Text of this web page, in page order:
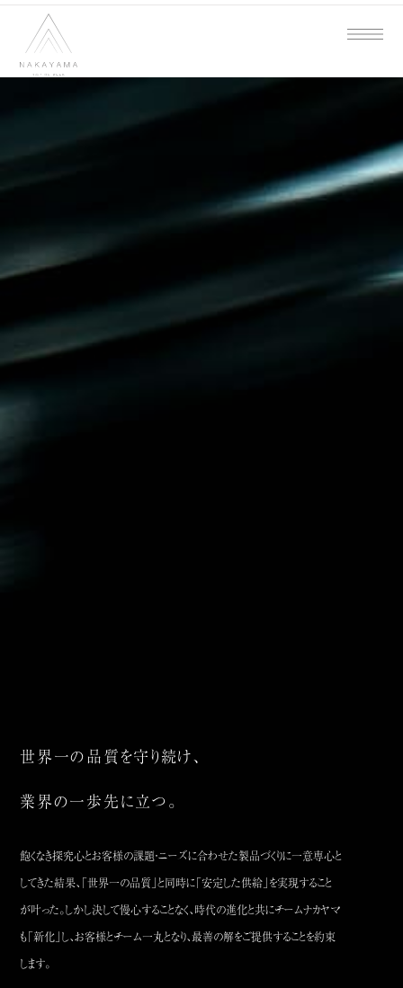
世界一の品質を守り続け、
業界の一歩先に立つ。
飽くなき探究心とお客様の課題・ニーズに合わせた製品づくりに一意専心と
してきた結果、「世界一の品質」と同時に「安定した供給」を実現すること
が叶った。しかし決して慢心することなく、時代の進化と共にチームナカヤマ
も「新化」し、お客様とチーム一丸となり、最善の解をご提供することを約束
します。